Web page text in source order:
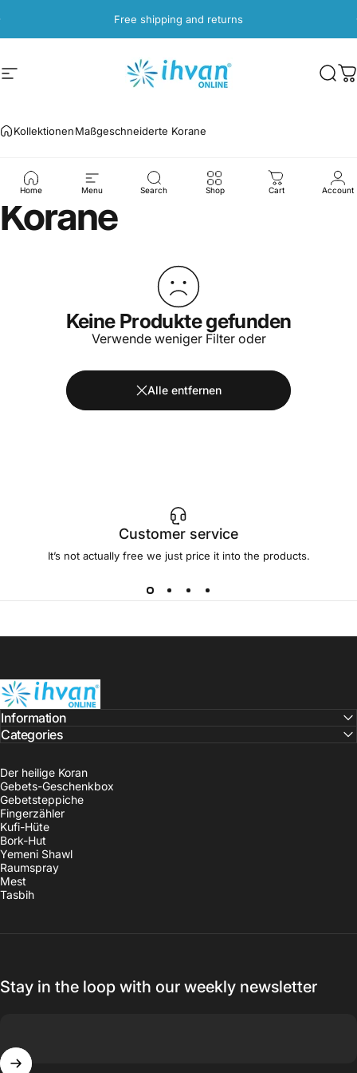
Free shipping and returns
Seitennavigation ihvan
Home Menu Search Shop Cart Account
KollektionenMaßgeschneiderte Korane
Maßgeschneiderte
Korane
Keine Produkte gefunden
Verwende weniger Filter oder
Alle entfernen
Customer service
It’s not actually free we just price it into the products.
ihvan
Der heilige Koran
Gebets-Geschenkbox
Gebetsteppiche
Fingerzähler
Kufi-Hüte
Bork-Hut
Yemeni Shawl
Raumspray
Mest
Tasbih
Information
Categories
Stay in the loop with our weekly newsletter